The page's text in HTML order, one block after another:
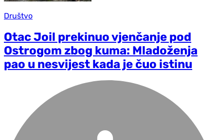
Društvo
Otac Joil prekinuo vjenčanje pod
Ostrogom zbog kuma: Mladoženja
pao u nesvijest kada je čuo istinu